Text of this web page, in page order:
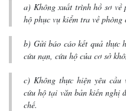
a) Không xuất trình hồ sơ về
hộ phục vụ kiểm tra về phòng
b) Gửi báo cáo kết quả thực
cứu nạn, cứu hộ của cơ sở
c) Không thực hiện yêu cầu
cứu hộ tại văn bản kiến nghị
chế.